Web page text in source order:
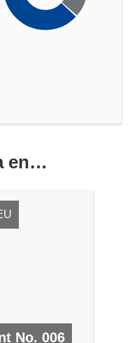
en…
No. 006